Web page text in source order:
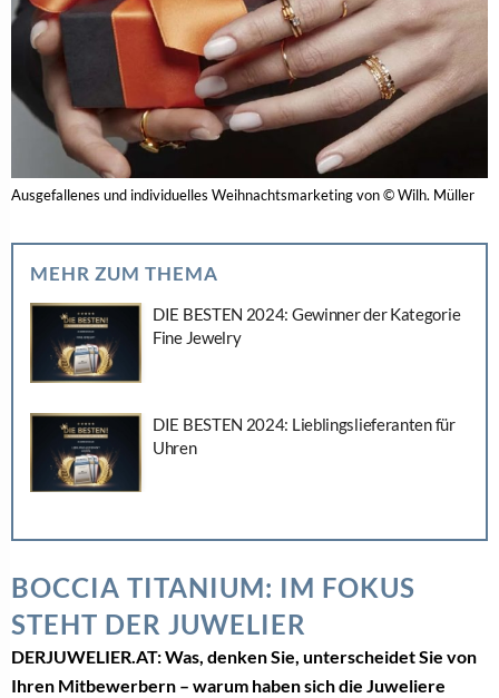
Ausgefallenes und individuelles Weihnachtsmarketing von © Wilh. Müller
MEHR ZUM THEMA
DIE BESTEN 2024: Gewinner der Kategorie
Fine Jewelry
DIE BESTEN 2024: Lieblingslieferanten für
Uhren
BOCCIA TITANIUM: IM FOKUS
STEHT DER JUWELIER
DERJUWELIER.AT: Was, denken Sie, unterscheidet Sie von
Ihren Mitbewerbern – warum haben sich die Juweliere